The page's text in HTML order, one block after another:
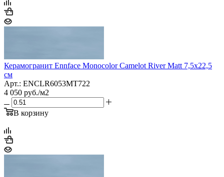
Керамогранит Ennface Monocolor Camelot River Matt 7,5x22,5
см
Арт.: ENCLR6053MT722
4 050 руб./м2
В корзину